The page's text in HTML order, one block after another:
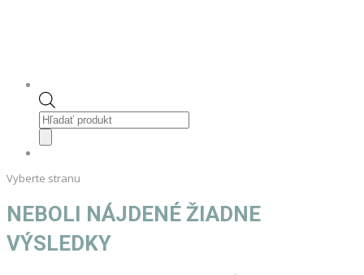
Products
search
Vyberte stranu
NEBOLI NÁJDENÉ ŽIADNE
VÝSLEDKY